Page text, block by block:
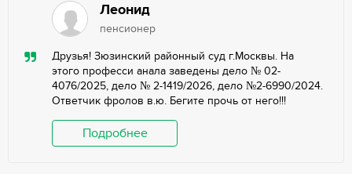
Леонид
пенсионер
Друзья! Зюзинский районный суд г.Москвы. На
этого професси анала заведены дело № 02-
4076/2025, дело № 2-1419/2026, дело №2-6990/2024.
Ответчик фролов в.ю. Бегите прочь от него!!!
Подробнее